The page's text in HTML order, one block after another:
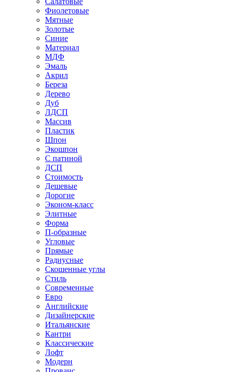
Фиолетовые
Мятные
Золотые
Синие
Материал
МДФ
Эмаль
Акрил
Береза
Дерево
Дуб
ЛДСП
Массив
Пластик
Шпон
Экошпон
С патиной
ДСП
Стоимость
Дешевые
Дорогие
Эконом-класс
Элитные
Форма
П-образные
Угловые
Прямые
Радиусные
Скошенные углы
Стиль
Современные
Евро
Английские
Дизайнерские
Итальянские
Кантри
Классические
Лофт
Модерн